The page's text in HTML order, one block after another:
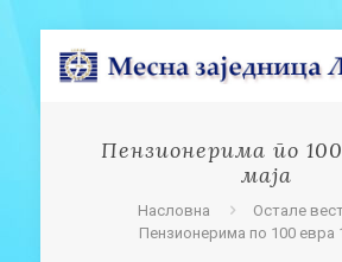
Пензионерима по 100
маја
Насловна
Остале
Пензионерима по 100 евра